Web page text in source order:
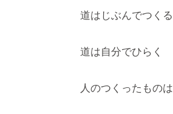
道はじぶんでつくる
道は自分でひらく
人のつくったものは